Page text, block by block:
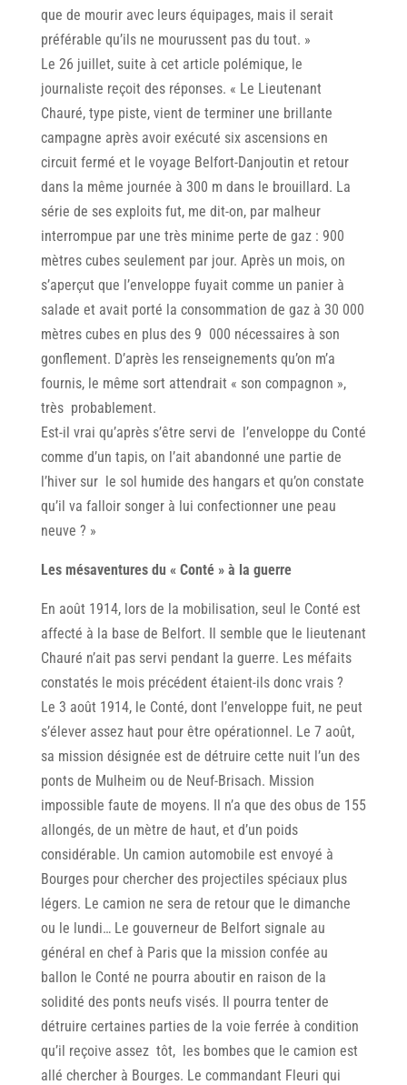
que de mourir avec leurs équipages, mais il serait
préférable qu’ils ne mourussent pas du tout. »
Le 26 juillet, suite à cet article polémique, le
journaliste reçoit des réponses. « Le Lieutenant
Chauré, type piste, vient de terminer une brillante
campagne après avoir exécuté six ascensions en
circuit fermé et le voyage Belfort-Danjoutin et retour
dans la même journée à 300 m dans le brouillard. La
série de ses exploits fut, me dit-on, par malheur
interrompue par une très minime perte de gaz : 900
mètres cubes seulement par jour. Après un mois, on
s’aperçut que l’enveloppe fuyait comme un panier à
salade et avait porté la consommation de gaz à 30 000
mètres cubes en plus des 9 000 nécessaires à son
gonflement. D’après les renseignements qu’on m’a
fournis, le même sort attendrait « son compagnon »,
très probablement.
Est-il vrai qu’après s’être servi de l’enveloppe du Conté
comme d’un tapis, on l’ait abandonné une partie de
l’hiver sur le sol humide des hangars et qu’on constate
qu’il va falloir songer à lui confectionner une peau
neuve ? »
Les mésaventures du « Conté » à la guerre
En août 1914, lors de la mobilisation, seul le Conté est
affecté à la base de Belfort. Il semble que le lieutenant
Chauré n’ait pas servi pendant la guerre. Les méfaits
constatés le mois précédent étaient-ils donc vrais ?
Le 3 août 1914, le Conté, dont l’enveloppe fuit, ne peut
s’élever assez haut pour être opérationnel. Le 7 août,
sa mission désignée est de détruire cette nuit l’un des
ponts de Mulheim ou de Neuf-Brisach. Mission
impossible faute de moyens. Il n’a que des obus de 155
allongés, de un mètre de haut, et d’un poids
considérable. Un camion automobile est envoyé à
Bourges pour chercher des projectiles spéciaux plus
légers. Le camion ne sera de retour que le dimanche
ou le lundi… Le gouverneur de Belfort signale au
général en chef à Paris que la mission confée au
ballon le Conté ne pourra aboutir en raison de la
solidité des ponts neufs visés. Il pourra tenter de
détruire certaines parties de la voie ferrée à condition
qu’il reçoive assez tôt, les bombes que le camion est
allé chercher à Bourges. Le commandant Fleuri qui